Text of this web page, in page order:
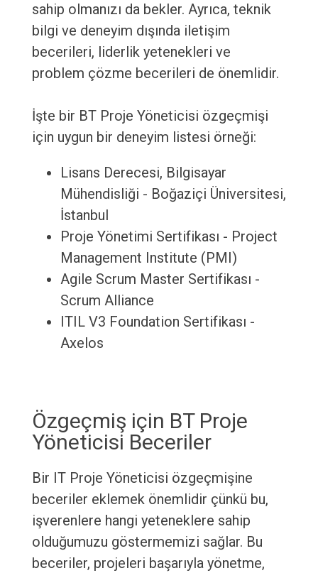
sahip olmanızı da bekler. Ayrıca, teknik
bilgi ve deneyim dışında iletişim
becerileri, liderlik yetenekleri ve
problem çözme becerileri de önemlidir.
İşte bir BT Proje Yöneticisi özgeçmişi
için uygun bir deneyim listesi örneği:
Lisans Derecesi, Bilgisayar
Mühendisliği - Boğaziçi Üniversitesi,
İstanbul
Proje Yönetimi Sertifikası - Project
Management Institute (PMI)
Agile Scrum Master Sertifikası -
Scrum Alliance
ITIL V3 Foundation Sertifikası -
Axelos
Özgeçmiş için BT Proje
Yöneticisi Beceriler
Bir IT Proje Yöneticisi özgeçmişine
beceriler eklemek önemlidir çünkü bu,
işverenlere hangi yeteneklere sahip
olduğumuzu göstermemizi sağlar. Bu
beceriler, projeleri başarıyla yönetme,